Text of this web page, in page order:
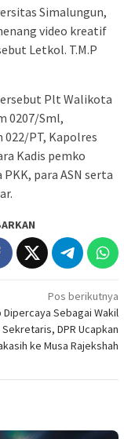
Simalungun,
video kreatif
Letkol. T.M.P
Plt Walikota
0207/Sml,
PT, Kapolres
Kadis pemko
para ASN serta
Pos berikutnya
Dipercaya Sebagai Wakil
Sekretaris, DPR Ucapkan
ke Musa Rajekshah